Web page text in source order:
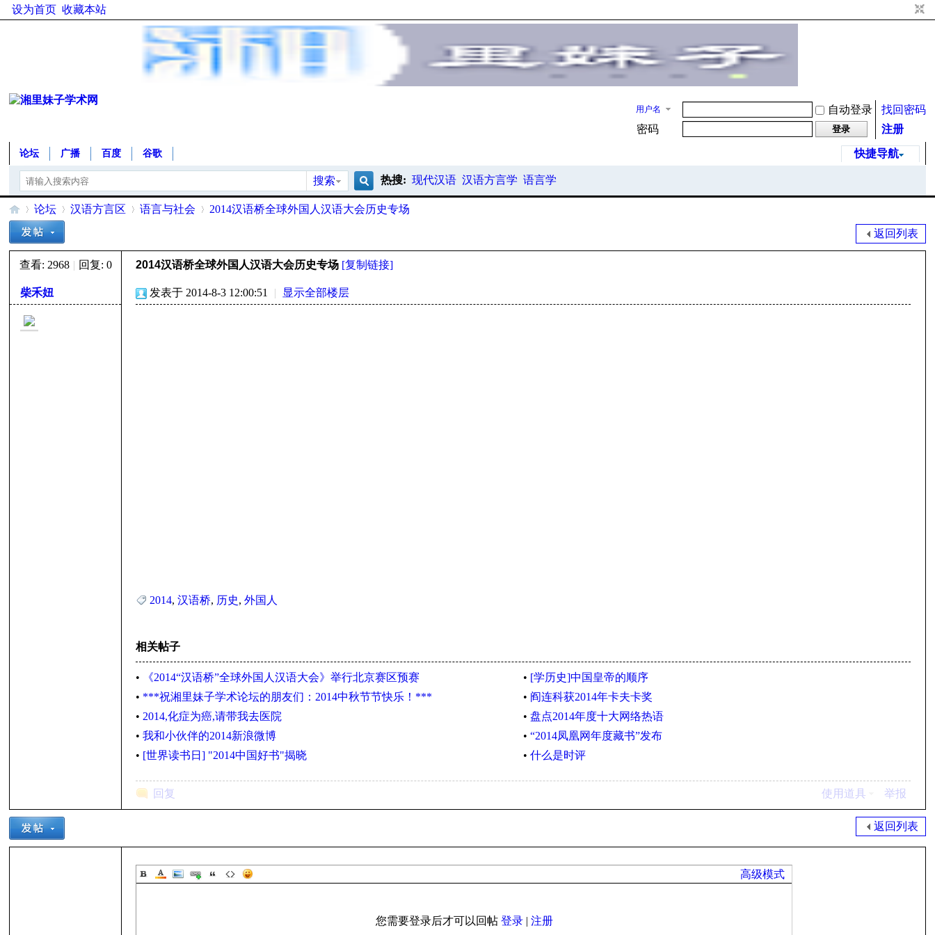
设为首页 收藏本站
用户名 自动登录
找回密码
密码
登录 注册
快捷导航
论坛 广播 百度 谷歌
搜索
搜
索
热搜: 现代汉语 汉语方言学 语言学
湘
学
»
论坛
›
汉语方言区 语言与社会
›
2014汉语桥全球外国人汉语大会历史专场
返回列表
查看: 2968 | 回复: 0 2014汉语桥全球外国人汉语大会历史专场 [复制链接]
柴禾妞 发表于 2014-8-3 12:00:51 | 显示全部楼层
2014,汉语桥, 历史,外国人
相关帖子
• 《2014“汉语桥”全球外国人汉语大会》举行北京赛区预赛 • [学历史]中国皇帝的顺序
• ***祝湘里妹子学术论坛的朋友们：2014中秋节节快乐！*** • 阎连科获2014年卡夫卡奖
• 2014,化症为癌,请带我去医院 •盘点2014年度十大网络热语
•我和小伙伴的2014新浪微博 •“2014凤凰网年度藏书”发布
• [世界读书日] "2014中国好书"揭晓 •什么是时评
回复 使用道具 举报
返回列表
高级模式
您需要登录后才可以回帖 登录| 注册